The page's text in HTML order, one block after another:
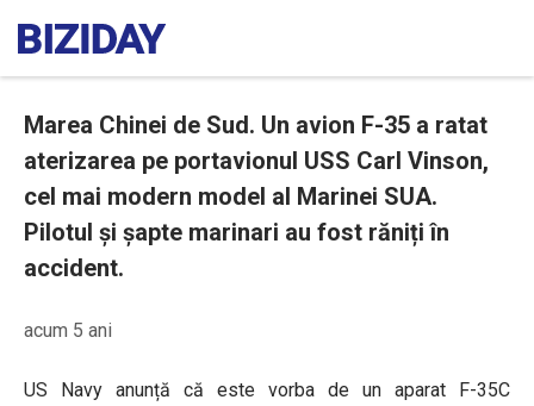
Marea Chinei de Sud. Un avion F-35 a ratat
aterizarea pe portavionul USS Carl Vinson,
cel mai modern model al Marinei SUA.
Pilotul și șapte marinari au fost răniți în
accident.
acum 5 ani
US Navy anunță că este vorba de un aparat F-35C